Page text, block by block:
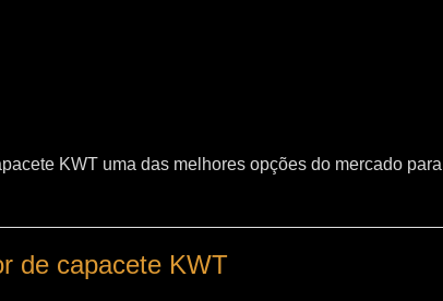
KWT uma das melhores opções do mercado
de capacete KWT